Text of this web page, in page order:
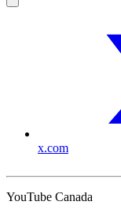
x.com
YouTube Canada